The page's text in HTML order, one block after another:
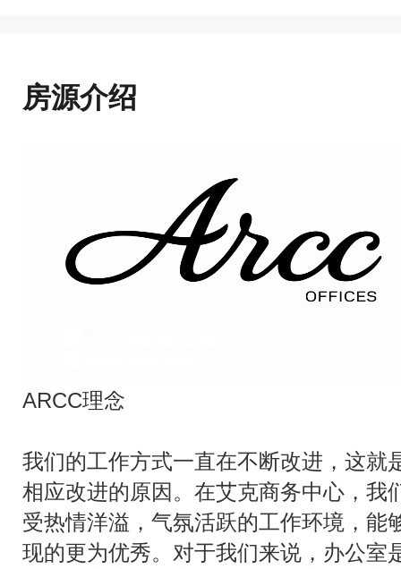
房源介绍
ARCC理念
我们的工作方式一直在不断改进，这就
相应改进的原因。在艾克商务中心，我
受热情洋溢，气氛活跃的工作环境，能
现的更为优秀。对于我们来说，办公室